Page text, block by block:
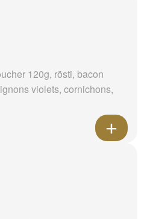
120g, rösti, bacon
violets, cornichons,